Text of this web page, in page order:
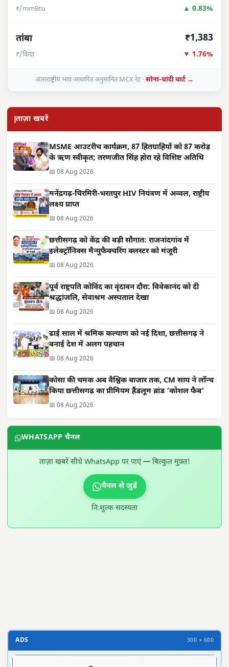
₹/mmBtu ▲ 0.83%
तांबा
₹/किग्रा
₹1,383
▼ 1.76%
अंतरराष्ट्रीय भाव आधारित अनुमानित MCX रेट ·सोना-चांदी चार्ट →
ताज़ा खबरें
MSME आउटरीच कार्यक्रम, 87 हितग्राहियों को 87 करोड़
के ऋण स्वीकृत; तरणजीत सिंह होरा रहे विशिष्ट अतिथि
📅 08 Aug 2026
मनेंद्रगढ़-चिरमिरी-भरतपुर HIV नियंत्रण में अव्वल, राष्ट्रीय
लक्ष्य प्राप्त
📅 08 Aug 2026
छत्तीसगढ़ को केंद्र की बड़ी सौगात: राजनांदगांव में
इलेक्ट्रॉनिक्स मैन्युफैक्चरिंग क्लस्टर को मंजूरी
📅 08 Aug 2026
पूर्व राष्ट्रपति कोविंद का वृंदावन दौरा: विवेकानंद को दी
श्रद्धांजलि, सेवाश्रम अस्पताल देखा
📅 08 Aug 2026
ढाई साल में श्रमिक कल्याण को नई दिशा, छत्तीसगढ़ ने
बनाई देश में अलग पहचान
📅 08 Aug 2026
कोसा की चमक अब वैश्विक बाजार तक, CM साय ने लॉन्च
किया छत्तीसगढ़ का प्रीमियम हैंडलूम ब्रांड ‘कोशल फैब’
📅 08 Aug 2026
WHATSAPP चैनल
ताज़ा खबरें सीधे WhatsApp पर पाएं — बिल्कुल मुफ़्त!
चैनल से जुड़ें
निःशुल्क सदस्यता
ADS 300 × 600